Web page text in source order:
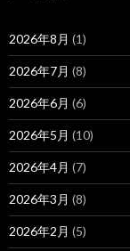
2026年8月 (1)
2026年7月 (8)
2026年6月 (6)
2026年5月 (10)
2026年4月 (7)
2026年3月 (8)
2026年2月 (5)